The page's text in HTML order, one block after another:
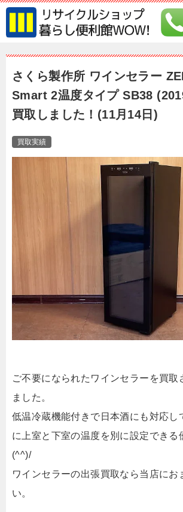
さくら製作所 ワインセラー
Smart 2温度タイプ SB38
買取しました！(11月14日)
買取実績
ご不要になられたワインセラーを買取
ました。
低温冷蔵機能付きで日本酒にも対応し
に上室と下室の温度を別に設定できる
(^^)/
ワインセラーの出張買取なら当店にお
い。